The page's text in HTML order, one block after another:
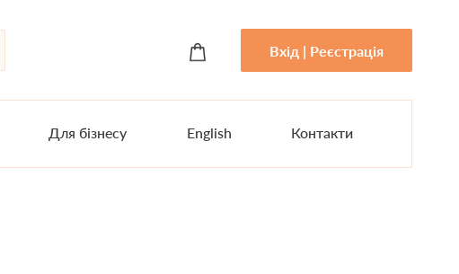
Вхід | Реєстрація
Для бізнесу English Контакти